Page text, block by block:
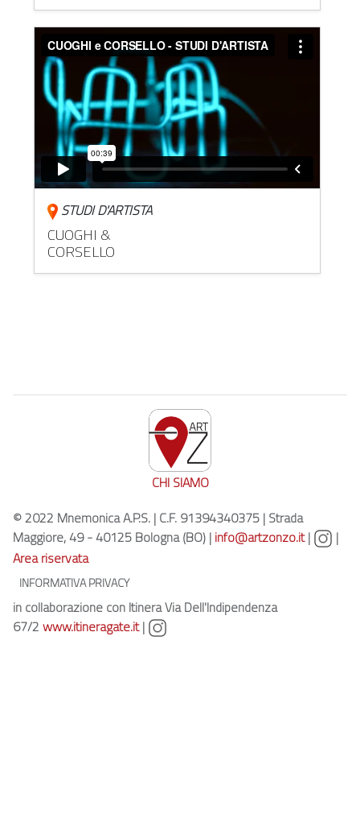
STUDI D'ARTISTA
CUOGHI &
CORSELLO
CHI SIAMO
© 2022 Mnemonica A.P.S. | C.F. 91394340375 | Strada
Maggiore, 49 - 40125 Bologna (BO) | info@artzonzo.it|
|
Area riservata
INFORMATIVA PRIVACY
in collaborazione con Itinera Via Dell'Indipendenza
67/2www.itineragate.it|